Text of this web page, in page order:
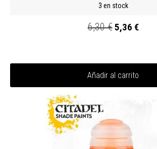
3 en stock
6,30 €5,36 €
Añadir al carrito